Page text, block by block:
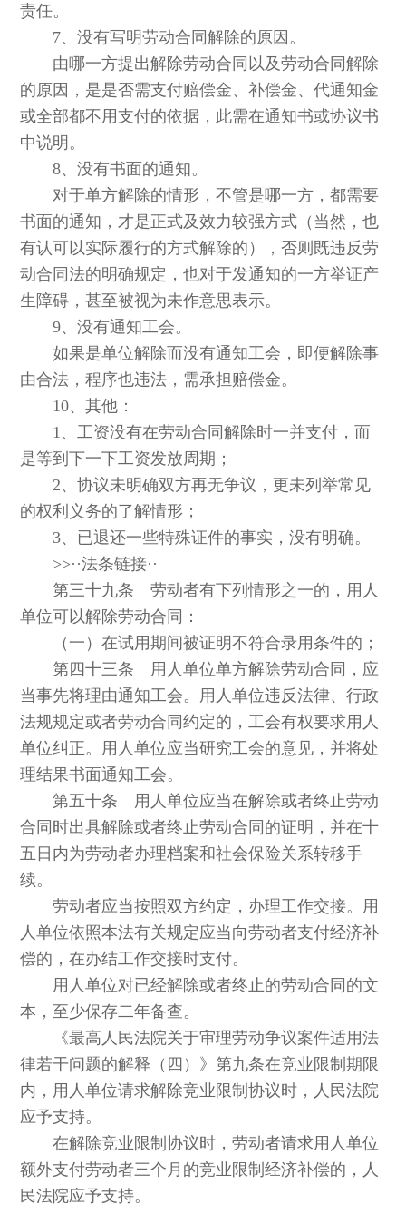
责任。
7、没有写明劳动合同解除的原因。
由哪一方提出解除劳动合同以及劳动合同解除
的原因，是是否需支付赔偿金、补偿金、代通知金
或全部都不用支付的依据，此需在通知书或协议书
中说明。
8、没有书面的通知。
对于单方解除的情形，不管是哪一方，都需要
书面的通知，才是正式及效力较强方式（当然，也
有认可以实际履行的方式解除的），否则既违反劳
动合同法的明确规定，也对于发通知的一方举证产
生障碍，甚至被视为未作意思表示。
9、没有通知工会。
如果是单位解除而没有通知工会，即便解除事
由合法，程序也违法，需承担赔偿金。
10、其他：
1、工资没有在劳动合同解除时一并支付，而
是等到下一下工资发放周期；
2、协议未明确双方再无争议，更未列举常见
的权利义务的了解情形；
3、已退还一些特殊证件的事实，没有明确。
>>··法条链接··
第三十九条 劳动者有下列情形之一的，用人
单位可以解除劳动合同：
（一）在试用期间被证明不符合录用条件的；
第四十三条 用人单位单方解除劳动合同，应
当事先将理由通知工会。用人单位违反法律、行政
法规规定或者劳动合同约定的，工会有权要求用人
单位纠正。用人单位应当研究工会的意见，并将处
理结果书面通知工会。
第五十条 用人单位应当在解除或者终止劳动
合同时出具解除或者终止劳动合同的证明，并在十
五日内为劳动者办理档案和社会保险关系转移手
续。
劳动者应当按照双方约定，办理工作交接。用
人单位依照本法有关规定应当向劳动者支付经济补
偿的，在办结工作交接时支付。
用人单位对已经解除或者终止的劳动合同的文
本，至少保存二年备查。
《最高人民法院关于审理劳动争议案件适用法
律若干问题的解释（四）》第九条在竞业限制期限
内，用人单位请求解除竞业限制协议时，人民法院
应予支持。
在解除竞业限制协议时，劳动者请求用人单位
额外支付劳动者三个月的竞业限制经济补偿的，人
民法院应予支持。